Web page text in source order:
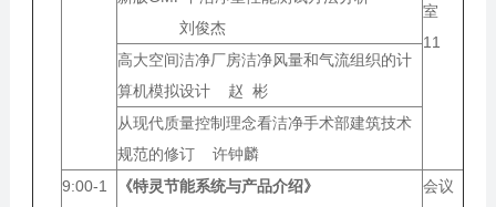
室
11
刘俊杰
高大空间洁净厂房洁净风量和气流组织的计
算机模拟设计 赵 彬
从现代质量控制理念看洁净手术部建筑技术
规范的修订 许钟麟
9:00-1
《特灵节能系统与产品介绍》
会议